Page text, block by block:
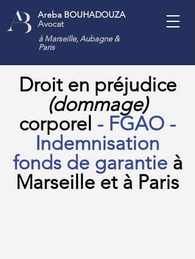
Areba BOUHADOUZA
Avocat
à Marseille, Aubagne &
Paris
Droit en préjudice
(dommage)
corporel - FGAO -
Indemnisation
fonds de garantie à
Marseille et à Paris